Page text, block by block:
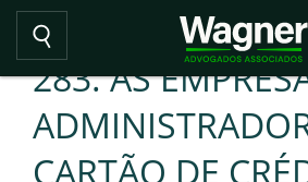
283. AS
CARTÃO DE